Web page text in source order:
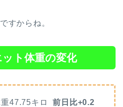
すからね。
ト体重の変化
重47.75キロ前日比+0.2